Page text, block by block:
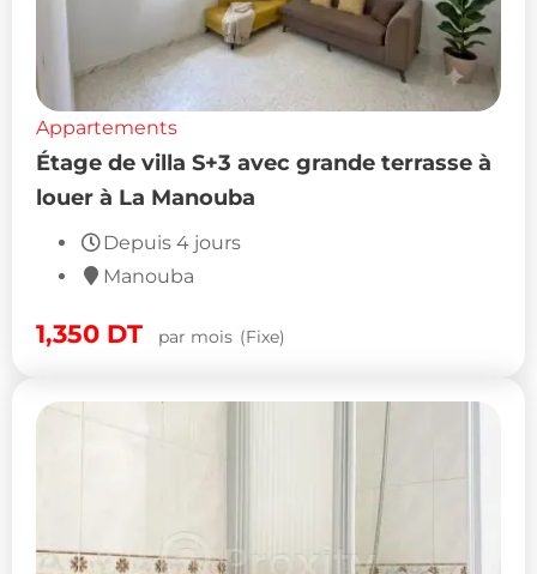
Appartements
Étage de villa S+3 avec grande terrasse à
louer à La Manouba
Depuis 4 jours
Manouba
1,350 DT par mois (Fixe)